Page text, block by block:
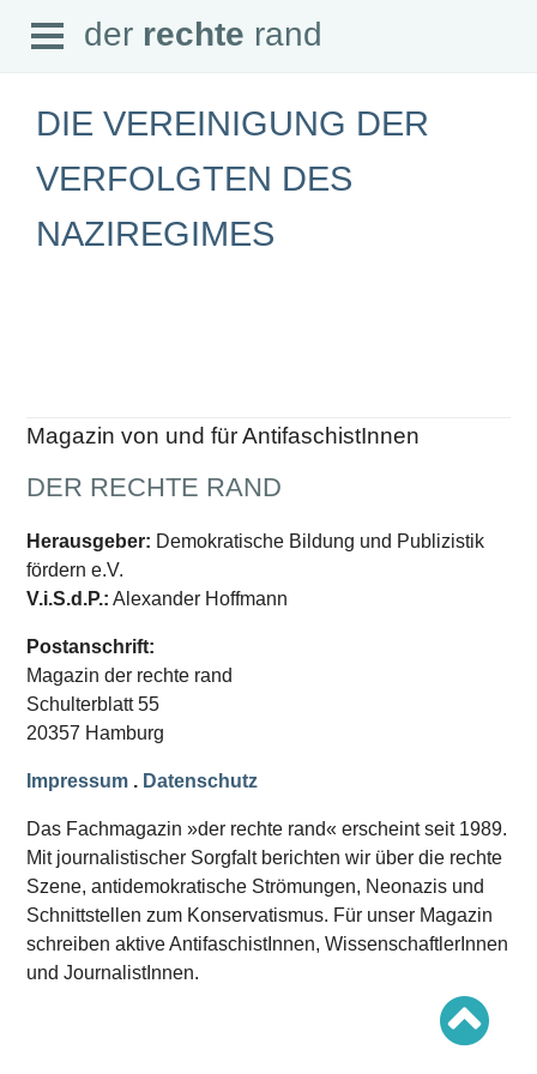
der rechte rand
SEITEN
Datenschutz
SCHWERPUNKTE
Schwerpunkt AFD-Verbot
Schwerpunkt zur USA und Faschist Trump
Schwerpunkt NSU
Schwerpunkt NPD
AUSGABEN
Ausgaben Übersicht
Ausgabe 220
Ausgabe 218
Ausgabe 217
Ausgabe 216
Open
Menu
der rechte rand
DIE VEREINIGUNG DER
VERFOLGTEN DES
NAZIREGIMES
Magazin von und für AntifaschistInnen
DER RECHTE RAND
Herausgeber: Demokratische Bildung und Publizistik
fördern e.V.
V.i.S.d.P.: Alexander Hoffmann
Postanschrift:
Magazin der rechte rand
Schulterblatt 55
20357 Hamburg
Impressum . Datenschutz
Das Fachmagazin »der rechte rand« erscheint seit 1989.
Mit journalistischer Sorgfalt berichten wir über die rechte
Szene, antidemokratische Strömungen, Neonazis und
Schnittstellen zum Konservatismus. Für unser Magazin
schreiben aktive AntifaschistInnen, WissenschaftlerInnen
und JournalistInnen.